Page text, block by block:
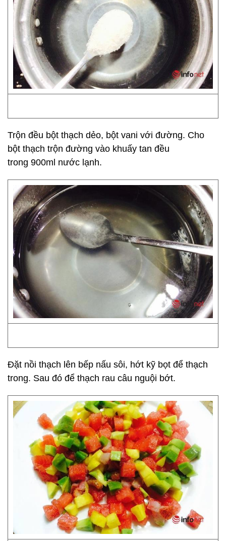
Trộn đều bột thạch dẻo, bột vani với đường. Cho
bột thạch trộn đường vào khuấy tan đều
trong 900ml nước lạnh.
Đặt nồi thạch lên bếp nấu sôi, hớt kỹ bọt để thạch
trong. Sau đó để thạch rau câu nguội bớt.